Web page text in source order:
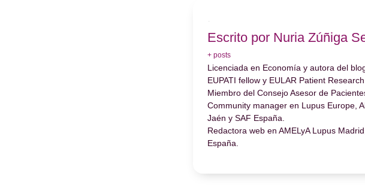
Escrito por Nuria Zúñiga
+ posts
Licenciada en Economía y autora del
EUPATI fellow y EULAR Patient
Miembro del Consejo Asesor de
Community manager en Lupus Europe,
Jaén y SAF España.
Redactora web en AMELyA Lupus
España.